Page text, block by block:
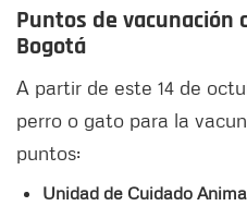
Puntos de vacunación
Bogotá
A partir de este 14 de
perro o gato para la
puntos:
Unidad de Cuidado